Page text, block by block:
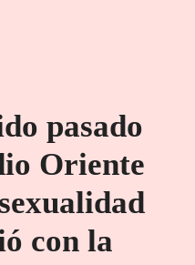
pasado
Oriente
con la